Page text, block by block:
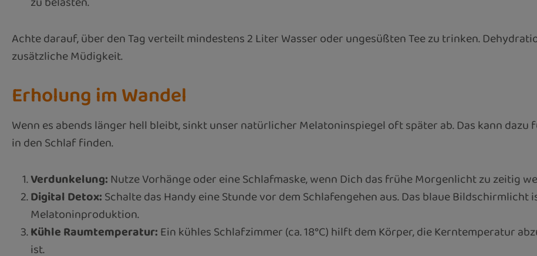
Achte darauf, über den Tag verteilt mindestens 2 Liter Wasser oder ungesüßten Tee zu trinken.
zusätzliche Müdigkeit.
Erholung im Wandel
Wenn es abends länger hell bleibt, sinkt unser natürlicher Melatoninspiegel oft später ab. Das kann
in den Schlaf finden.
Verdunkelung:Nutze Vorhänge oder eine Schlafmaske, wenn Dich das frühe Morgenlicht zu zeitig
Digital Detox:Schalte das Handy eine Stunde vor dem Schlafengehen aus. Das blaue
Melatoninproduktion.
Kühle Raumtemperatur:Ein kühles Schlafzimmer (ca. 18°C) hilft dem Körper, die Kerntemperatur
ist.